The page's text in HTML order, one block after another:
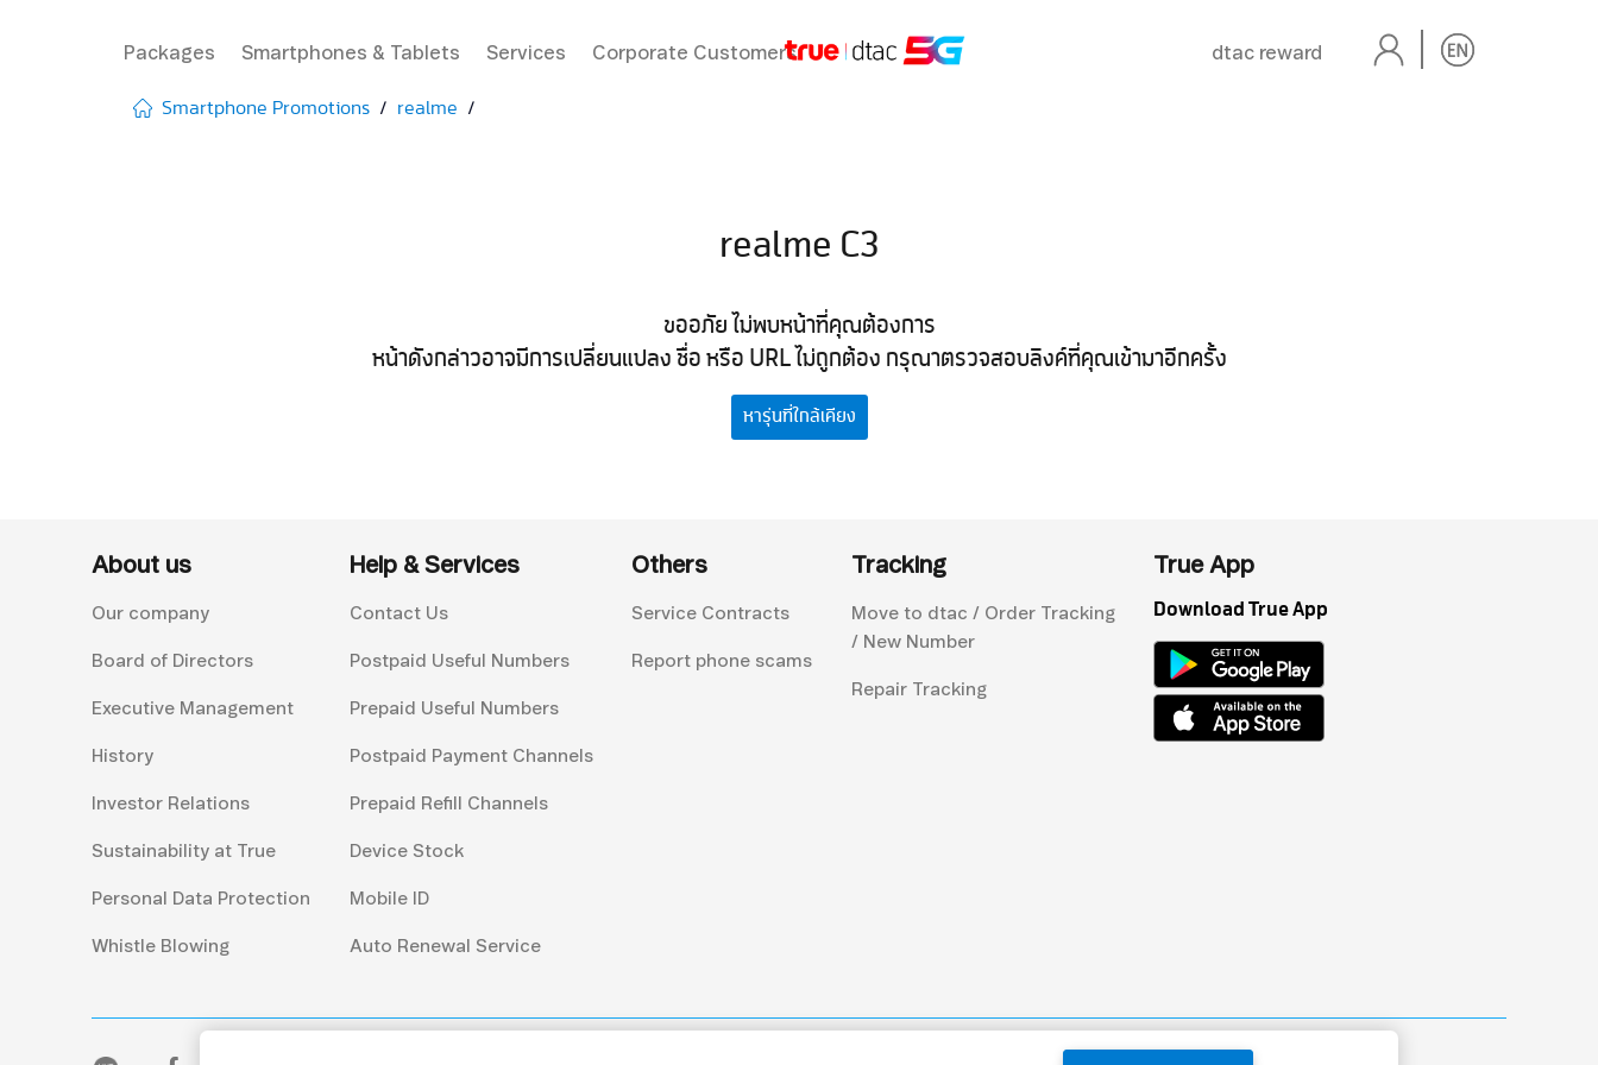
Packages Smartphones & Tablets Services Corporate Customers dtac reward
Smartphone Promotions realme
realme C3
ขออภัย ไม่พบหน้าที่คุณต้องการ
หน้าดังกล่าวอาจมีการเปลี่ยนแปลง ชื่อ หรือ URL ไม่ถูกต้อง กรุณาตรวจสอบลิงค์ที่คุณเข้ามาอีกครั้ง
หารุ่นที่ใกล้เคียง
About us
Our company
Board of Directors
Executive Management
History
Investor Relations
Sustainability at True
Personal Data Protection
Whistle Blowing
Help & Services
Contact Us
Postpaid Useful Numbers
Prepaid Useful Numbers
Postpaid Payment Channels
Prepaid Refill Channels
Device Stock
Mobile ID
Auto Renewal Service
Others
Service Contracts
Report phone scams
Tracking
Move to dtac / Order Tracking
/ New Number
Repair Tracking
True App
Download True App